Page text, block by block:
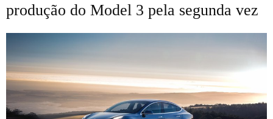
produção do Model 3 pela segunda vez